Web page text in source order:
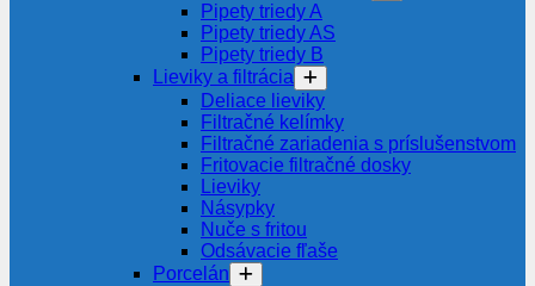
Pipety triedy A
Pipety triedy AS
Pipety triedy B
Lieviky a filtrácia
Deliace lieviky
Filtračné kelímky
Filtračné zariadenia s príslušenstvom
Fritovacie filtračné dosky
Lieviky
Násypky
Nuče s fritou
Odsávacie fľaše
Porcelán